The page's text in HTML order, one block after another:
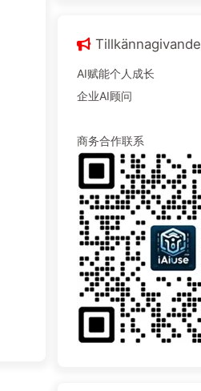
Tillkännagivande
AI赋能个人成长
企业AI顾问
商务合作联系